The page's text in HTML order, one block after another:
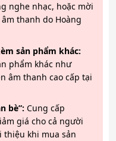
nghe nhạc, hoặc mời
thanh do Hoàng
sản phẩm khác:
phẩm khác như
âm thanh cao cấp tại
bè”: Cung cấp
giá cho cả người
khi mua sản